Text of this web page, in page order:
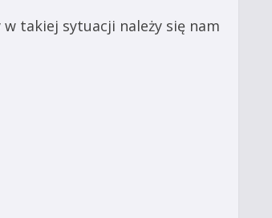
takiej sytuacji należy się nam